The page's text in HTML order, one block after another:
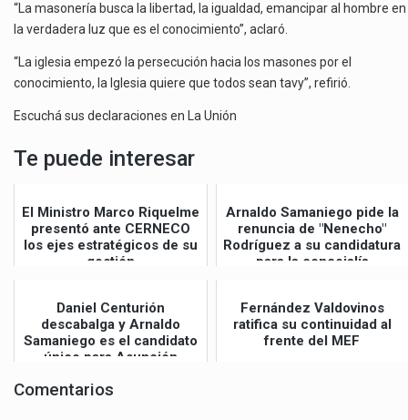
“La masonería busca la libertad, la igualdad, emancipar al hombre en
la verdadera luz que es el conocimiento”, aclaró.
“La iglesia empezó la persecución hacia los masones por el
conocimiento, la Iglesia quiere que todos sean tavy”, refirió.
Escuchá sus declaraciones en La Unión
Te puede interesar
El Ministro Marco Riquelme
presentó ante CERNECO
los ejes estratégicos de su
gestión
Arnaldo Samaniego pide la
renuncia de "Nenecho"
Rodríguez a su candidatura
para la concejalía
Daniel Centurión
descabalga y Arnaldo
Samaniego es el candidato
único para Asunción
Fernández Valdovinos
ratifica su continuidad al
frente del MEF
Comentarios